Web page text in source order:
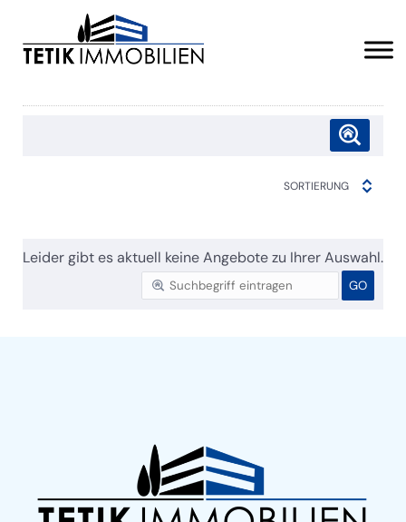
SORTIERUNG
Leider gibt es aktuell keine Angebote zu Ihrer Auswahl.